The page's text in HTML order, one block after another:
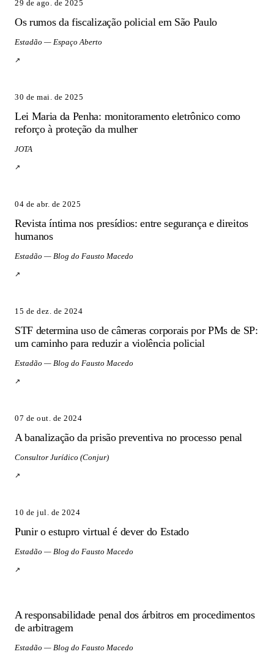
29 de ago. de 2025
Os rumos da fiscalização policial em São Paulo
Estadão — Espaço Aberto
↗
30 de mai. de 2025
Lei Maria da Penha: monitoramento eletrônico como
reforço à proteção da mulher
JOTA
↗
04 de abr. de 2025
Revista íntima nos presídios: entre segurança e direitos
humanos
Estadão — Blog do Fausto Macedo
↗
15 de dez. de 2024
STF determina uso de câmeras corporais por PMs de SP:
um caminho para reduzir a violência policial
Estadão — Blog do Fausto Macedo
↗
07 de out. de 2024
A banalização da prisão preventiva no processo penal
Consultor Jurídico (Conjur)
↗
10 de jul. de 2024
Punir o estupro virtual é dever do Estado
Estadão — Blog do Fausto Macedo
↗
A responsabilidade penal dos árbitros em procedimentos
de arbitragem
Estadão — Blog do Fausto Macedo